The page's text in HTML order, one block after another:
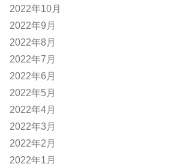
2022年10月
2022年9月
2022年8月
2022年7月
2022年6月
2022年5月
2022年4月
2022年3月
2022年2月
2022年1月